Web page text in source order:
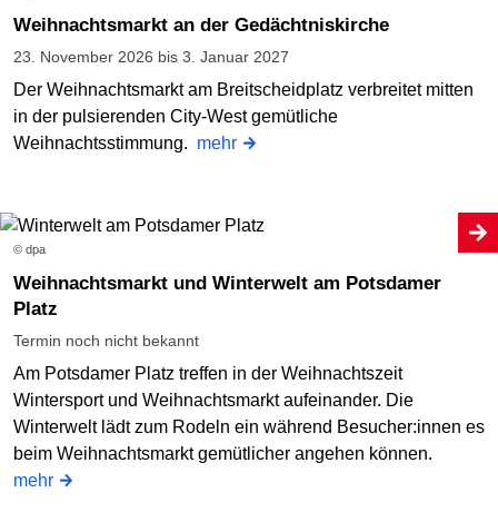
Weihnachtsmarkt an der Gedächtniskirche
23. November 2026 bis 3. Januar 2027
Der Weihnachtsmarkt am Breitscheidplatz verbreitet mitten
in der pulsierenden City-West gemütliche
Weihnachtsstimmung. mehr
© dpa
Weihnachtsmarkt und Winterwelt am Potsdamer
Platz
Termin noch nicht bekannt
Am Potsdamer Platz treffen in der Weihnachtszeit
Wintersport und Weihnachtsmarkt aufeinander. Die
Winterwelt lädt zum Rodeln ein während Besucher:innen es
beim Weihnachtsmarkt gemütlicher angehen können.
mehr